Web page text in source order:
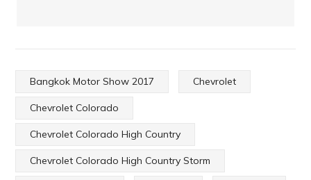
Bangkok Motor Show 2017 Chevrolet
Chevrolet Colorado
Chevrolet Colorado High Country
Chevrolet Colorado High Country Storm